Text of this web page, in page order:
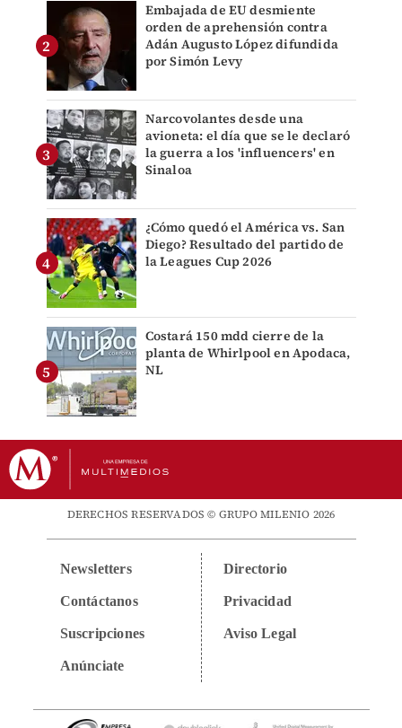
Embajada de EU desmiente
orden de aprehensión contra
Adán Augusto López difundida
por Simón Levy
Narcovolantes desde una
avioneta: el día que se le declaró
la guerra a los 'influencers' en
Sinaloa
¿Cómo quedó el América vs. San
Diego? Resultado del partido de
la Leagues Cup 2026
Costará 150 mdd cierre de la
planta de Whirlpool en Apodaca,
NL
DERECHOS RESERVADOS © GRUPO MILENIO 2026
Newsletters
Contáctanos
Suscripciones
Anúnciate
Directorio
Privacidad
Aviso Legal